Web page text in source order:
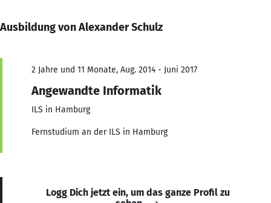
Ausbildung von Alexander Schulz
2 Jahre und 11 Monate, Aug. 2014 - Juni 2017
Angewandte Informatik
ILS in Hamburg
Fernstudium an der ILS in Hamburg
Logg Dich jetzt ein, um das ganze Profil zu